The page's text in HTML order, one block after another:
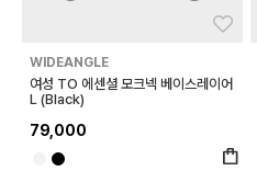
WIDEANGLE
여성 TO 에센셜 모크넥 베이스레이어
L (Black)
79,000